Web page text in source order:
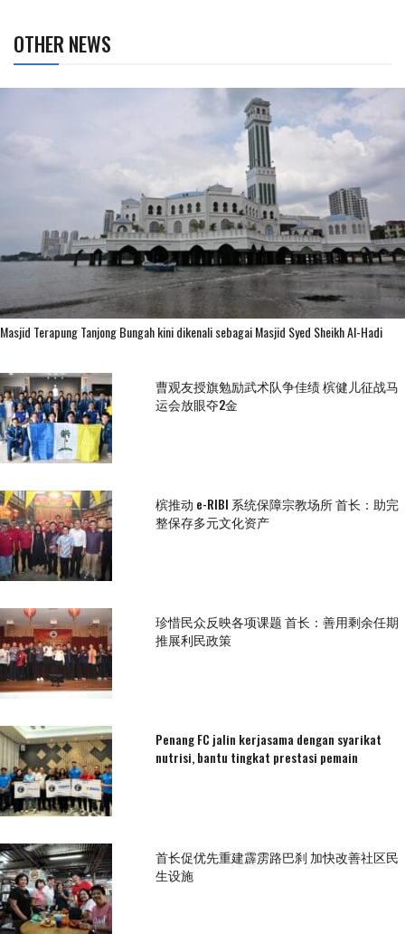
OTHER NEWS
Masjid Terapung Tanjong Bungah kini dikenali sebagai Masjid Syed Sheikh Al-Hadi
曹观友授旗勉励武术队争佳绩 槟健儿征战马
运会放眼夺2金
槟推动 e-RIBI 系统保障宗教场所 首长：助完
整保存多元文化资产
珍惜民众反映各项课题 首长：善用剩余任期
推展利民政策
Penang FC jalin kerjasama dengan syarikat
nutrisi, bantu tingkat prestasi pemain
首长促优先重建霹雳路巴刹 加快改善社区民
生设施